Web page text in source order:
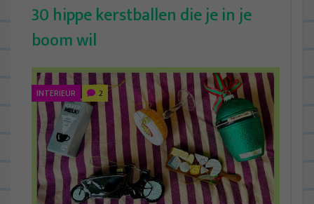
30 hippe kerstballen die je in je
boom wil
INTERIEUR 2